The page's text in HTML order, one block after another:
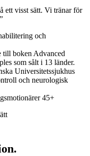
ett visst sätt. Vi tränar för
och
till boken Advanced
som sålt i 13 länder.
Universitetssjukhus
och neurologisk
45+